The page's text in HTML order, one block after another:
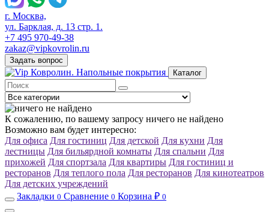
г. Москва,
ул. Барклая, д. 13 стр. 1.
+7 495 970-49-38
zakaz@vipkovrolin.ru
Задать вопрос
Каталог
К сожалению, по вашему запросу ничего не найдено
Возможно вам будет интересно:
Для офиса Для гостиниц Для детской Для кухни Для
лестницы Для бильярдной комнаты Для спальни Для
прихожей Для спортзала Для квартиры Для гостиниц и
ресторанов Для теплого пола Для ресторанов Для кинотеатров
Для детских учреждений
Закладки 0 Сравнение 0 Корзина ₽ 0